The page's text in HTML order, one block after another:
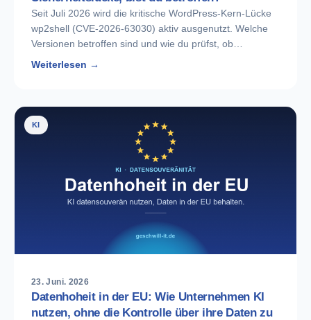
Seit Juli 2026 wird die kritische WordPress-Kern-Lücke
wp2shell (CVE-2026-63030) aktiv ausgenutzt. Welche
Versionen betroffen sind und wie du prüfst, ob…
Weiterlesen →
KI
23. Juni. 2026
Datenhoheit in der EU: Wie Unternehmen KI
nutzen, ohne die Kontrolle über ihre Daten zu